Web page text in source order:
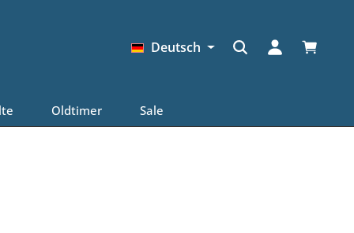
Deutsch
Oldtimer Sale